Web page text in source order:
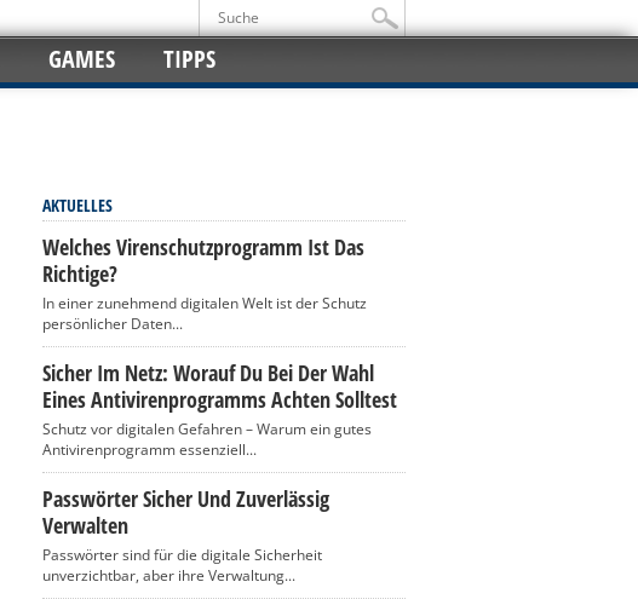
GAMES TIPPS
AKTUELLES
Welches Virenschutzprogramm Ist Das
Richtige?
In einer zunehmend digitalen Welt ist der Schutz
persönlicher Daten...
Sicher Im Netz: Worauf Du Bei Der Wahl
Eines Antivirenprogramms Achten Solltest
Schutz vor digitalen Gefahren – Warum ein gutes
Antivirenprogramm essenziell...
Passwörter Sicher Und Zuverlässig
Verwalten
Passwörter sind für die digitale Sicherheit
unverzichtbar, aber ihre Verwaltung...